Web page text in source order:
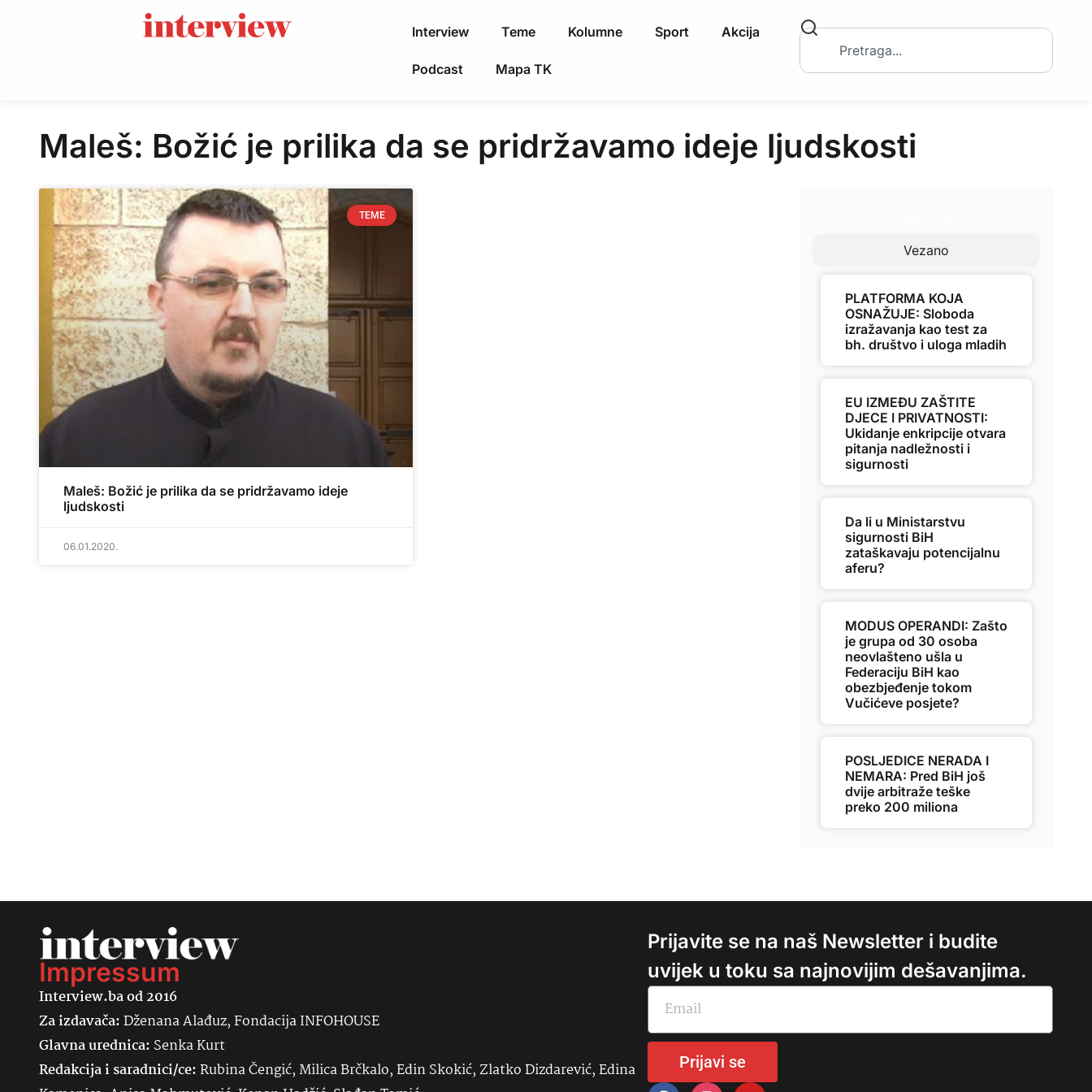
Interview Teme Kolumne Sport Akcija
Podcast Mapa TK
Maleš: Božić je prilika da se pridržavamo ideje ljudskosti
TEME
Maleš: Božić je prilika da se pridržavamo ideje
ljudskosti
06.01.2020.
Vezano
PLATFORMA KOJA
OSNAŽUJE: Sloboda
izražavanja kao test za
bh. društvo i uloga mladih
EU IZMEĐU ZAŠTITE
DJECE I PRIVATNOSTI:
Ukidanje enkripcije otvara
pitanja nadležnosti i
sigurnosti
Da li u Ministarstvu
sigurnosti BiH
zataškavaju potencijalnu
aferu?
MODUS OPERANDI: Zašto
je grupa od 30 osoba
neovlašteno ušla u
Federaciju BiH kao
obezbjeđenje tokom
Vučićeve posjete?
POSLJEDICE NERADA I
NEMARA: Pred BiH još
dvije arbitraže teške
preko 200 miliona
Impressum
Interview.ba od 2016
Za izdavača:Dženana Alađuz, Fondacija INFOHOUSE
Glavna urednica: SenkaKurt
Redakcija i saradnici/ce:Rubina Čengić, Milica Brčkalo, Edin Skokić, Zlatko Dizdarević, Edina
Prijavite se na naš Newsletter i budite
uvijek u toku sa najnovijim dešavanjima.
Prijavi se